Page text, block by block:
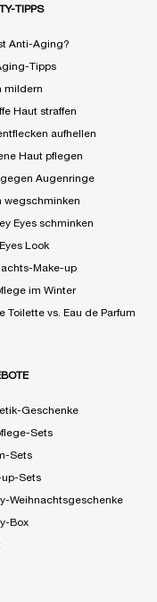
TIPPS
Anti-Aging?
Tipps
mildern
Haut straffen
aufhellen
Haut pflegen
Augenringe
wegschminken
Eyes schminken
Look
Make-up
im Winter
Toilette vs. Eau de Parfum
Geschenke
Sets
Sets
up-Sets
Weihnachtsgeschenke
Box